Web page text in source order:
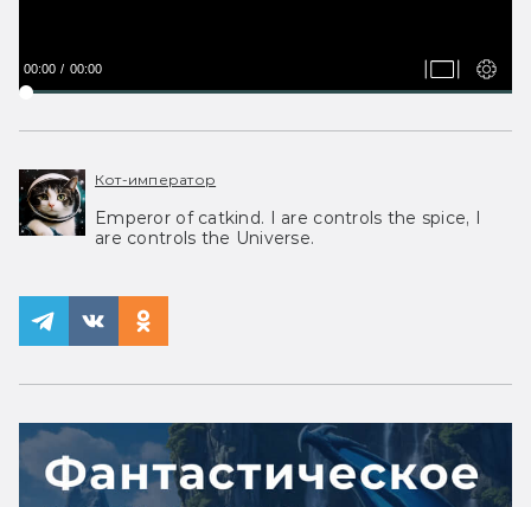
00:00 00:00
Кот-император
Emperor of catkind. I are controls the spice, I
are controls the Universe.